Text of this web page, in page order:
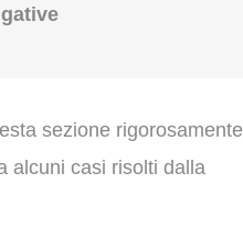
sezione rigorosamente
alcuni casi risolti dalla